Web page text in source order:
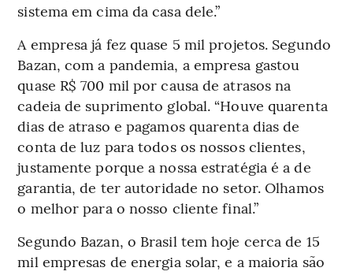
sistema em cima da casa dele.”
A empresa já fez quase 5 mil projetos. Segundo
Bazan, com a pandemia, a empresa gastou
quase R$ 700 mil por causa de atrasos na
cadeia de suprimento global. “Houve quarenta
dias de atraso e pagamos quarenta dias de
conta de luz para todos os nossos clientes,
justamente porque a nossa estratégia é a de
garantia, de ter autoridade no setor. Olhamos
o melhor para o nosso cliente final.”
Segundo Bazan, o Brasil tem hoje cerca de 15
mil empresas de energia solar, e a maioria são